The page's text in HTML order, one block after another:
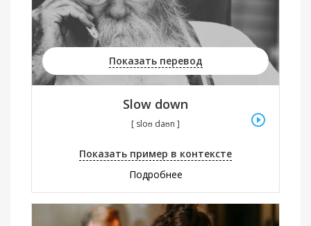
Показать перевод
Slow down
[ sloʊ daʊn ]
Показать пример в контексте
Подробнее